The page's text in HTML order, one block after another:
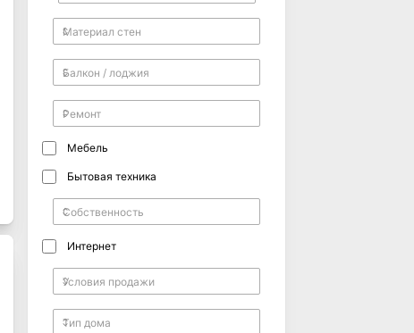
Мебель
Бытовая техника
Интернет